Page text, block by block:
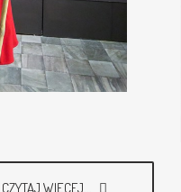
CZYTAJ WIĘCEJ...